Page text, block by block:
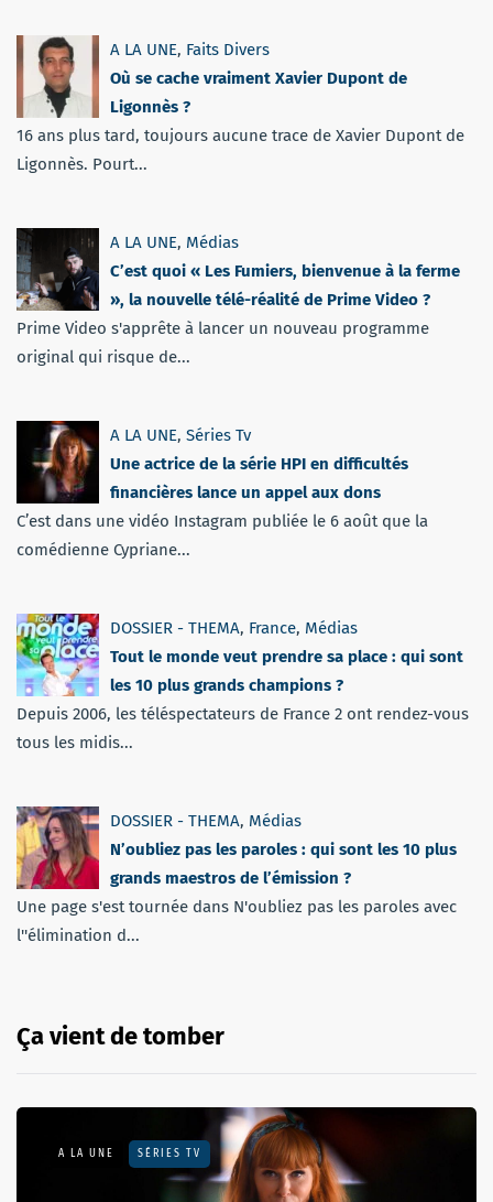
A LA UNE, Faits Divers
Où se cache vraiment Xavier Dupont de
Ligonnès ?
16 ans plus tard, toujours aucune trace de Xavier Dupont de
Ligonnès. Pourt...
A LA UNE, Médias
C’est quoi « Les Fumiers, bienvenue à la ferme
», la nouvelle télé-réalité de Prime Video ?
Prime Video s'apprête à lancer un nouveau programme
original qui risque de...
A LA UNE, Séries Tv
Une actrice de la série HPI en difficultés
financières lance un appel aux dons
C’est dans une vidéo Instagram publiée le 6 août que la
comédienne Cypriane...
DOSSIER - THEMA, France, Médias
Tout le monde veut prendre sa place : qui sont
les 10 plus grands champions ?
Depuis 2006, les téléspectateurs de France 2 ont rendez-vous
tous les midis...
DOSSIER - THEMA, Médias
N’oubliez pas les paroles : qui sont les 10 plus
grands maestros de l’émission ?
Une page s'est tournée dans N'oubliez pas les paroles avec
l''élimination d...
Ça vient de tomber
A LA UNE SÉRIES TV